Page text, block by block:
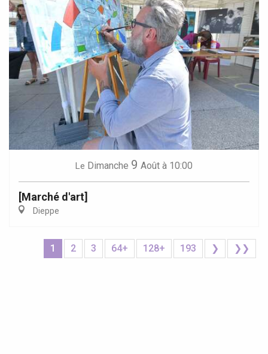
Le Dimanche 9 Août à 10:00
[Marché d'art]
Dieppe
1 2 3 64+ 128+ 193 ❯ ❯❯